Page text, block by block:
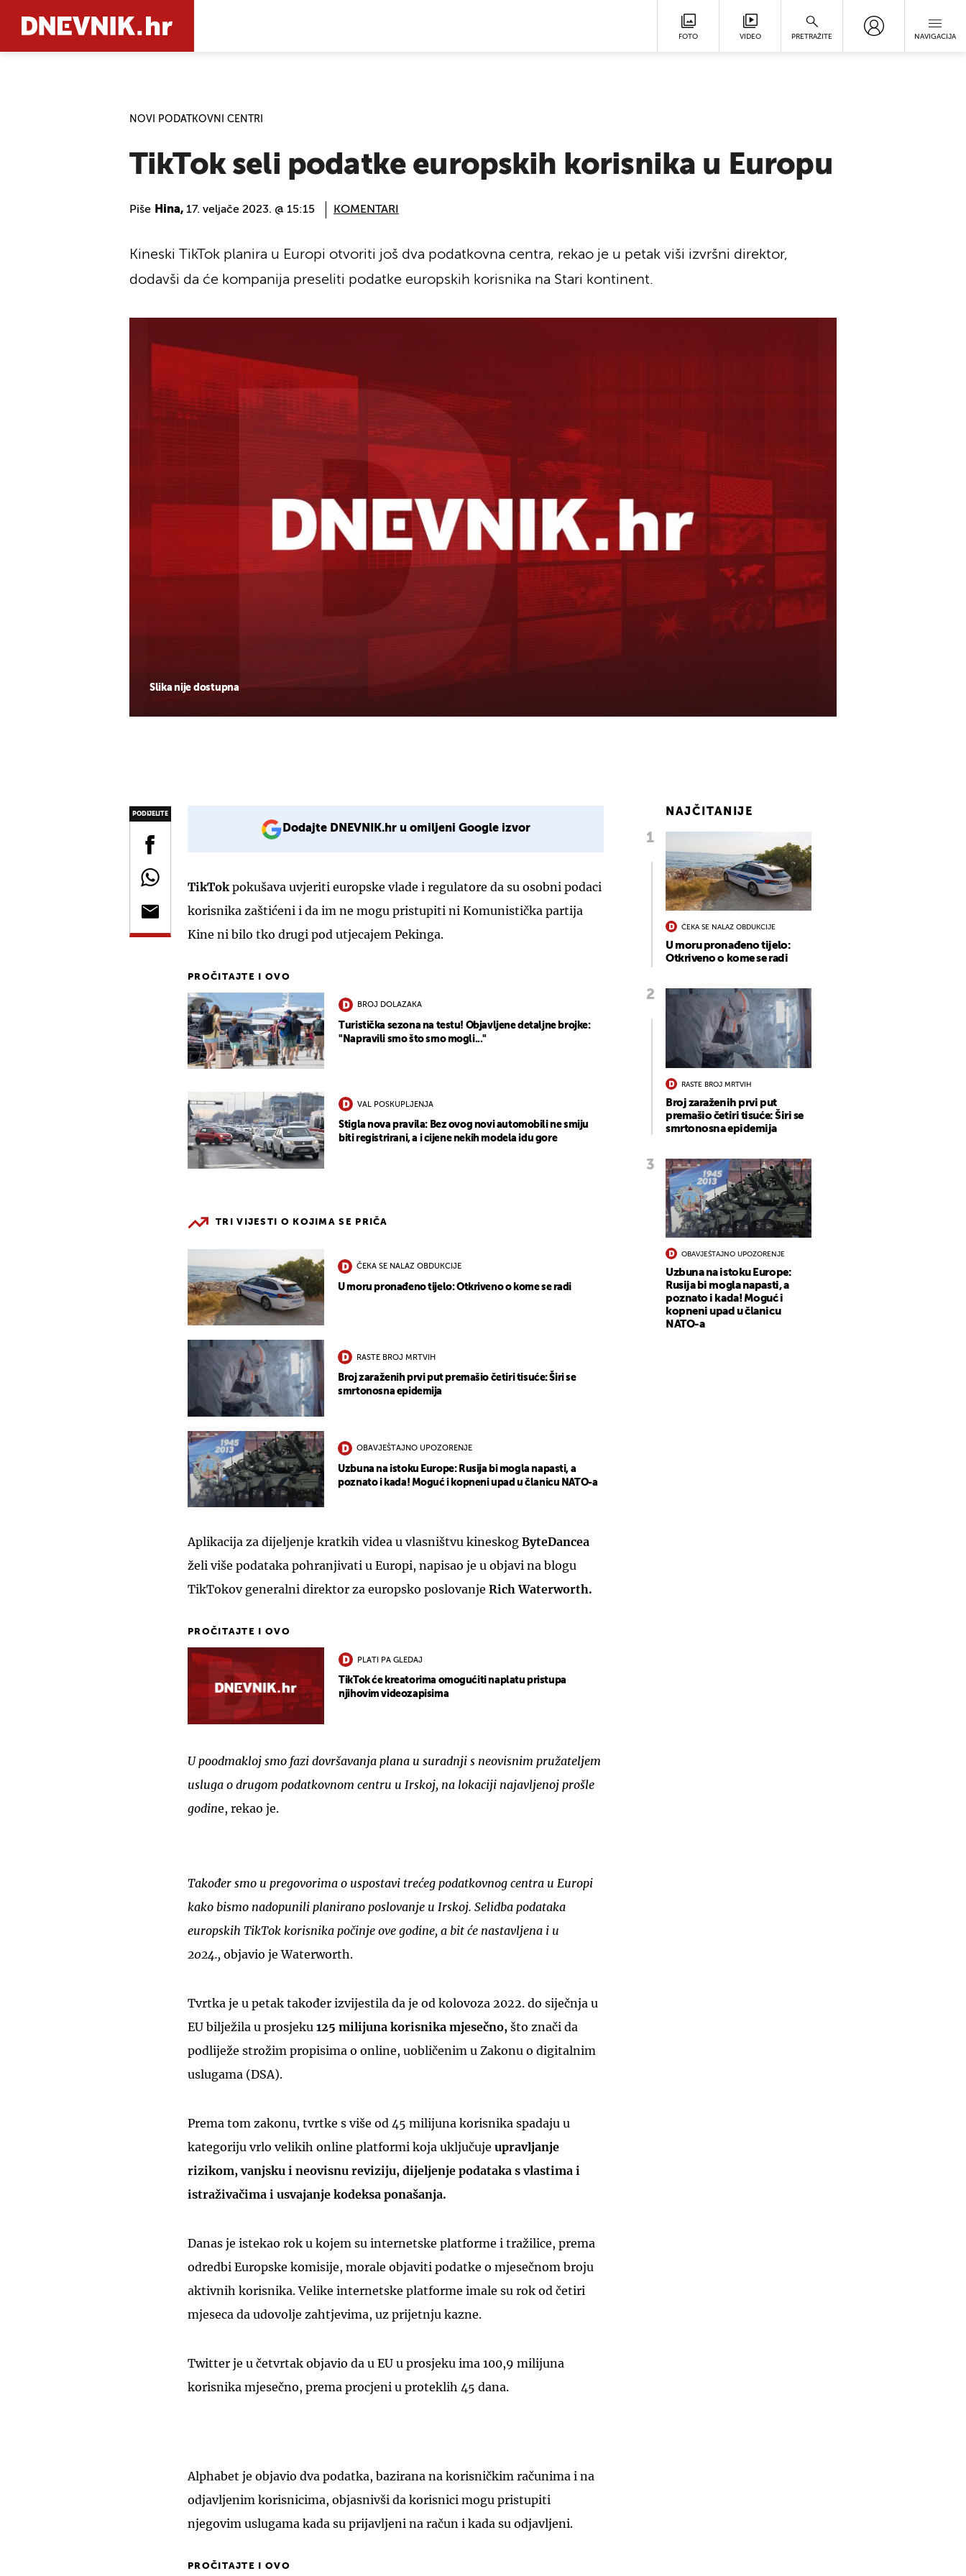
FOTO VIDEO PRETRAŽITE NAVIGACIJA
NOVI PODATKOVNI CENTRI
TikTok seli podatke europskih korisnika u Europu
Piše Hina, 17. veljače 2023. @ 15:15 KOMENTARI
Slika nije dostupna
Kineski TikTok planira u Europi otvoriti još dva podatkovna centra, rekao je u petak viši izvršni direktor,
dodavši da će kompanija preseliti podatke europskih korisnika na Stari kontinent.
PODIJELITE
Dodajte DNEVNIK.hr u omiljeni Google izvor
TikTok pokušava uvjeriti europske vlade i regulatore da su osobni podaci
korisnika zaštićeni i da im ne mogu pristupiti ni Komunistička partija
Kine ni bilo tko drugi pod utjecajem Pekinga.
PROČITAJTE I OVO
BROJ DOLAZAKA
Turistička sezona na testu! Objavljene detaljne brojke:
"Napravili smo što smo mogli..."
VAL POSKUPLJENJA
Stigla nova pravila: Bez ovog novi automobili ne smiju
biti registrirani, a i cijene nekih modela idu gore
TRI VIJESTI O KOJIMA SE PRIČA
ČEKA SE NALAZ OBDUKCIJE
U moru pronađeno tijelo: Otkriveno o kome se radi
RASTE BROJ MRTVIH
Broj zaraženih prvi put premašio četiri tisuće: Širi se
smrtonosna epidemija
OBAVJEŠTAJNO UPOZORENJE
Uzbuna na istoku Europe: Rusija bi mogla napasti, a
poznato i kada! Moguć i kopneni upad u članicu NATO-a
Aplikacija za dijeljenje kratkih videa u vlasništvu kineskog ByteDancea
želi više podataka pohranjivati u Europi, napisao je u objavi na blogu
TikTokov generalni direktor za europsko poslovanje Rich Waterworth.
PROČITAJTE I OVO
PLATI PA GLEDAJ
TikTok će kreatorima omogućiti naplatu pristupa
njihovim videozapisima
U poodmakloj smo fazi dovršavanja plana u suradnji s neovisnim pružateljem
usluga o drugom podatkovnom centru u Irskoj, na lokaciji najavljenoj prošle
godine, rekao je.
Također smo u pregovorima o uspostavi trećeg podatkovnog centra u Europi
kako bismo nadopunili planirano poslovanje u Irskoj. Selidba podataka
europskih TikTok korisnika počinje ove godine, a bit će nastavljena i u
2024., objavio je Waterworth.
Tvrtka je u petak također izvijestila da je od kolovoza 2022. do siječnja u
EU bilježila u prosjeku 125 milijuna korisnika mjesečno, što znači da
podliježe strožim propisima o online, uobličenim u Zakonu o digitalnim
uslugama (DSA).
Prema tom zakonu, tvrtke s više od 45 milijuna korisnika spadaju u
kategoriju vrlo velikih online platformi koja uključuje upravljanje
rizikom, vanjsku i neovisnu reviziju, dijeljenje podataka s vlastima i
istraživačima i usvajanje kodeksa ponašanja.
Danas je istekao rok u kojem su internetske platforme i tražilice, prema
odredbi Europske komisije, morale objaviti podatke o mjesečnom broju
aktivnih korisnika. Velike internetske platforme imale su rok od četiri
mjeseca da udovolje zahtjevima, uz prijetnju kazne.
Twitter je u četvrtak objavio da u EU u prosjeku ima 100,9 milijuna
korisnika mjesečno, prema procjeni u proteklih 45 dana.
Alphabet je objavio dva podatka, bazirana na korisničkim računima i na
odjavljenim korisnicima, objasnivši da korisnici mogu pristupiti
njegovim uslugama kada su prijavljeni na račun i kada su odjavljeni.
PROČITAJTE I OVO
NAJČITANIJE
ČEKA SE NALAZ OBDUKCIJE
U moru pronađeno tijelo:
Otkriveno o kome se radi
RASTE BROJ MRTVIH
Broj zaraženih prvi put
premašio četiri tisuće: Širi se
smrtonosna epidemija
OBAVJEŠTAJNO UPOZORENJE
Uzbuna na istoku Europe:
Rusija bi mogla napasti, a
poznato i kada! Moguć i
kopneni upad u članicu
NATO-a